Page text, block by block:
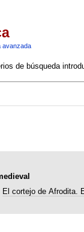
avanzada
de búsqueda
El cortejo de Afrodita.